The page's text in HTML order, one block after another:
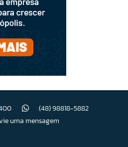
(48) 98818-5882
uma mensagem